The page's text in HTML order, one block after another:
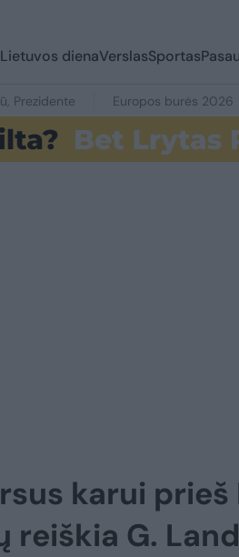
Lietuvos dienaVerslasSportas
Prezidente Europos burės 2026
karui prieš
reiškia G.